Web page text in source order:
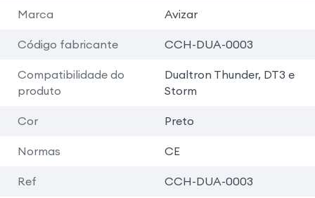
Marca Avizar
Código fabricante CCH-DUA-0003
Compatibilidade do
produto
Dualtron Thunder, DT3 e
Storm
Cor Preto
Normas CE
Ref CCH-DUA-0003